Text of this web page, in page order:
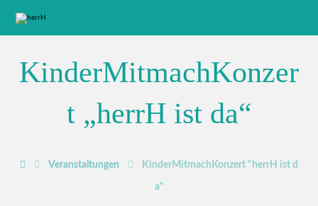
KinderMitmachKonzer
t „herrH ist da“
Veranstaltungen KinderMitmachKonzert "herrH ist d
a"